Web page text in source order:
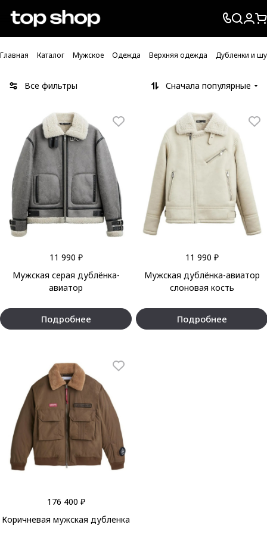
Проверка хлебных крошек
Главная Каталог Мужское Одежда Верхняя одежда Дубленки и
Все фильтры Сначала популярные
11 990 ₽
Мужская серая дублёнка-
авиатор
Подробнее
11 990 ₽
Мужская дублёнка-авиатор
слоновая кость
Подробнее
176 400 ₽
Коричневая мужская дубленка